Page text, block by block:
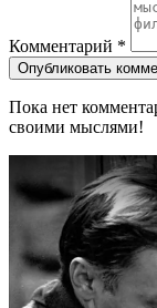
Комментарий *
Опубликовать
Пока нет
своими мыслями!